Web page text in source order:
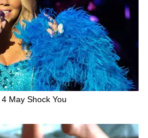
May Shock You